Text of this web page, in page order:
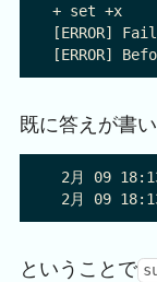
+ set +x
[ERROR]
既に答えが書い
2月 09
ということで